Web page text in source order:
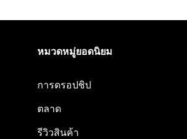
หมวดหมู่ยอดนิยม
การดรอปชิป
ตลาด
รีวิวสินค้า